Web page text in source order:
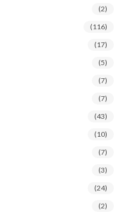
(2)
(116)
(17)
(5)
(7)
(7)
(43)
(10)
(7)
(3)
(24)
(2)